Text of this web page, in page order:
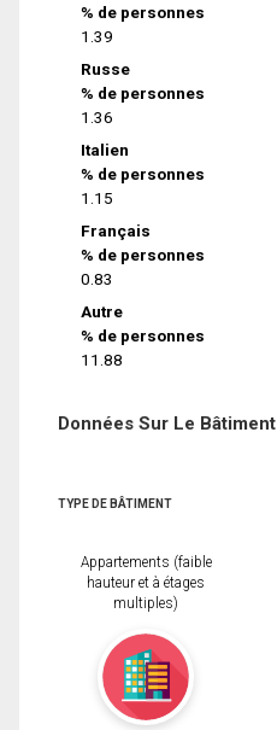
% de personnes
1.39
Russe
% de personnes
1.36
Italien
% de personnes
1.15
Français
% de personnes
0.83
Autre
% de personnes
11.88
Données Sur Le Bâtiment
TYPE DE BÂTIMENT
Appartements (faible
hauteur et à étages
multiples)